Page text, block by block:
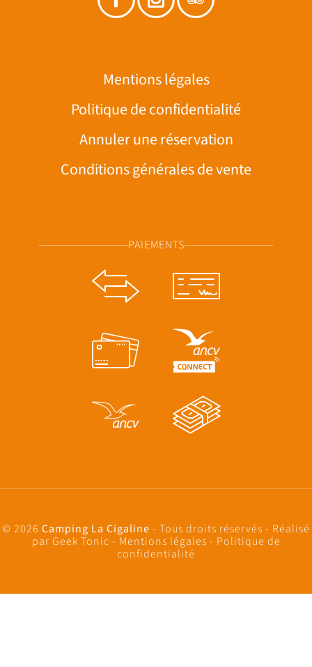
Mentions légales
Politique de confidentialité
Annuler une réservation
Conditions générales de vente
PAIEMENTS
© 2026 Camping La Cigaline - Tous droits réservés - Réalisé
par Geek Tonic - Mentions légales - Politique de
confidentialité